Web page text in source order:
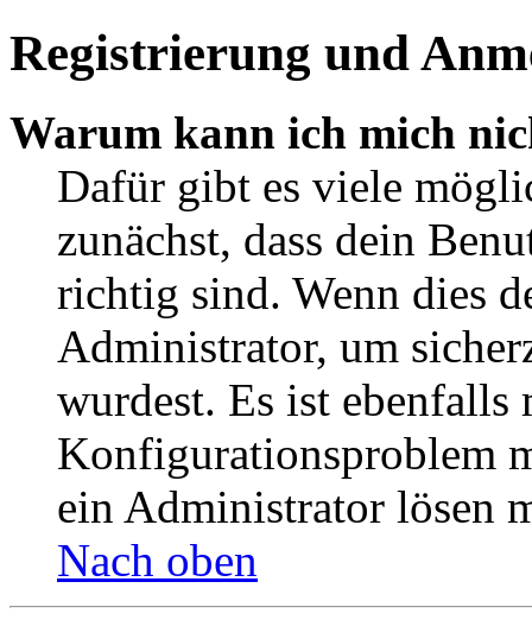
Registrierung und
Warum kann ich mich
Dafür gibt es viele
zunächst, dass dein
richtig sind. Wenn dies
Administrator, um
wurdest. Es ist ebenfalls
Konfigurationsproblem
ein Administrator lösen
Nach oben